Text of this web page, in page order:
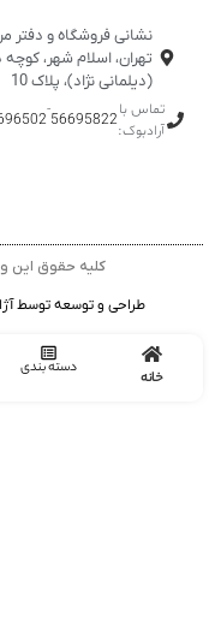
نشانی فروشگاه و دفتر مرکزی:
تهران، اسلام شهر، کوچه دوم
(دیلمانی نژاد)، پلاک 10
با
56695822
-
56696502
-021
کلیه حقوق این وب سایت
طراحی و توسعه توسط آژانس